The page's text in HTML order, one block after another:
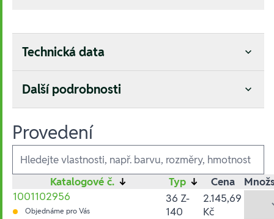
Technická data
Další podrobnosti
Provedení
Ausführungen
Katalogové č. ↓ Typ ↓ Cena
1001102956
Objednáme pro Vás
36 Z-
140
2.145,69
Kč